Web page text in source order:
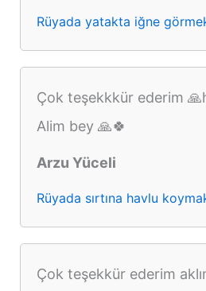
Rüyada yatakta iğne
Çok teşekkkür ederim
Alim bey 🙏🍀
Arzu Yüceli
Rüyada sırtına havlu
Çok teşekkür ederim